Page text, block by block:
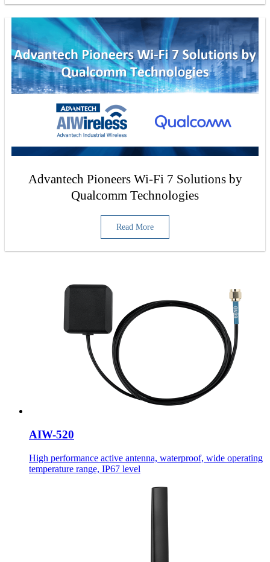
Advantech Pioneers Wi-Fi 7 Solutions by
Qualcomm Technologies
Read More
AIW-520
High performance active antenna, waterproof, wide operating
temperature range, IP67 level